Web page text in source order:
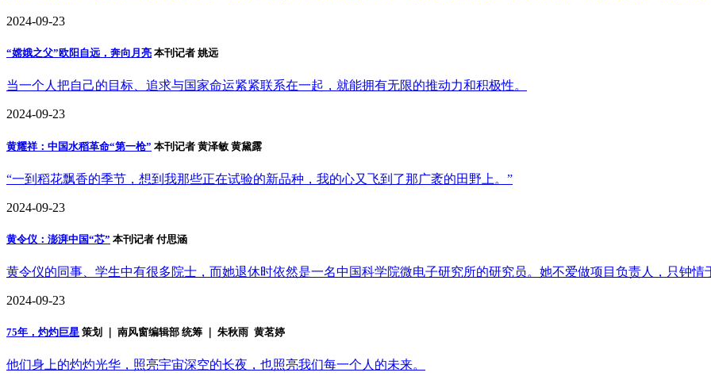
2024-09-23
“嫦娥之父”欧阳自远，奔向月亮 本刊记者 姚远
当一个人把自己的目标、追求与国家命运紧紧联系在一起，就能拥有无限的推动力和积极性。
2024-09-23
黄耀祥：中国水稻革命“第一枪” 本刊记者 黄泽敏 黄黛露
“一到稻花飘香的季节，想到我那些正在试验的新品种，我的心又飞到了那广袤的田野上。”
2024-09-23
黄令仪：澎湃中国“芯” 本刊记者 付思涵
黄令仪的同事、学生中有很多院士，而她退休时依然是一名中国科学院微电子研究所的研究员。她不爱做项目负责人，只钟情
2024-09-23
75年，灼灼巨星 策划 ｜ 南风窗编辑部 统筹 ｜ 朱秋雨 黄茗婷
他们身上的灼灼光华，照亮宇宙深空的长夜，也照亮我们每一个人的未来。